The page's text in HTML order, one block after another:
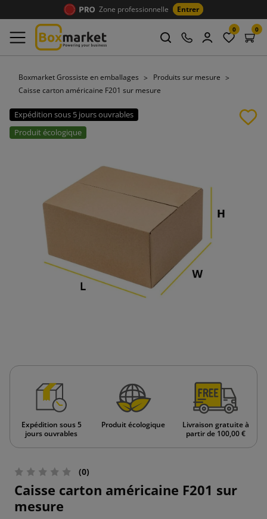
Zone professionnelle Entrer
0 0
Boxmarket Grossiste en emballages
Produits sur mesure
Caisse carton américaine F201 sur mesure
Expédition sous 5 jours ouvrables
Produit écologique
Expédition sous 5
jours ouvrables
Produit écologique
Livraison gratuite à
partir de 100,00 €
(0)
Caisse carton américaine F201 sur
mesure